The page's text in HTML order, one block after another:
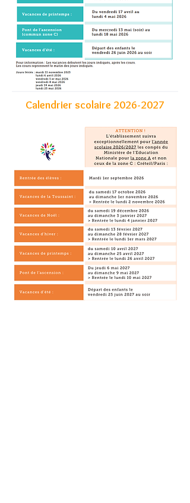
Calendrier scolaire 2026-2027